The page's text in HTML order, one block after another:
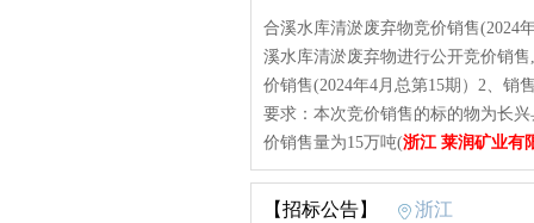
合溪水库清淤废弃物竞价销售(2024
溪水库清淤废弃物进行公开竞价销
价销售(2024年4月总第15期）2、销
要求：本次竞价销售的标的物为长
价销售量为15万吨(浙江 莱润矿业有
【招标公告】 浙江